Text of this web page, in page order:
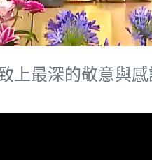
上最深的敬意與感